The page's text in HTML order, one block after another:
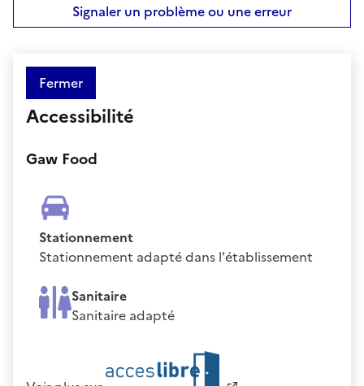
Signaler un problème ou une erreur
Fermer
Accessibilité
Gaw Food
Stationnement
Stationnement adapté dans l'établissement
Sanitaire
Sanitaire adapté